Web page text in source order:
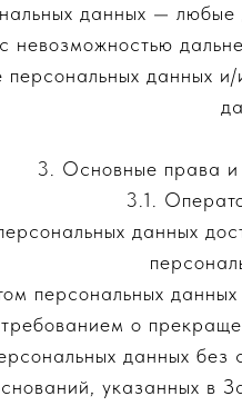
данных — любые
невозможностью
данных
3. Основные права
3.1.
данных
персональных
о
данных
указанных в